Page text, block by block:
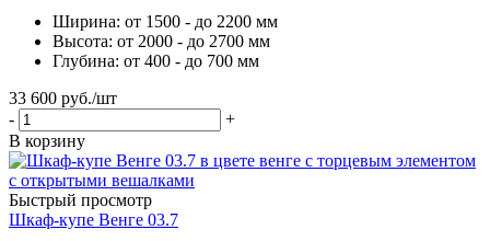
Ширина: от 1500 - до 2200 мм
Высота: от 2000 - до 2700 мм
Глубина: от 400 - до 700 мм
33 600 руб./шт
-
+
В корзину
Быстрый просмотр
Шкаф-купе Венге 03.7